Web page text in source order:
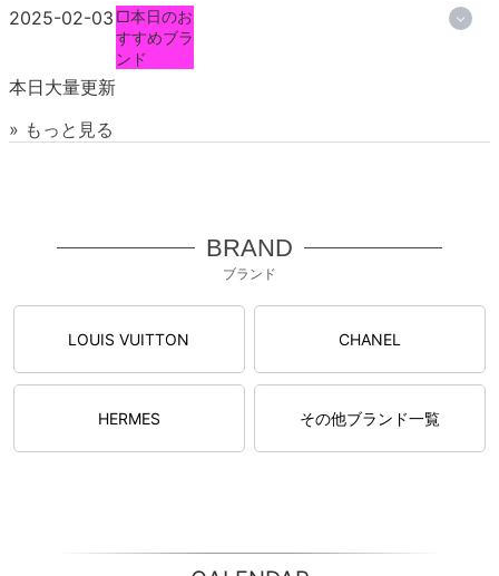
2025-02-03 □本日のお
すすめブラ
ンド
本日大量更新
» もっと見る
BRAND
ブランド
LOUIS VUITTON CHANEL
HERMES その他ブランド一覧